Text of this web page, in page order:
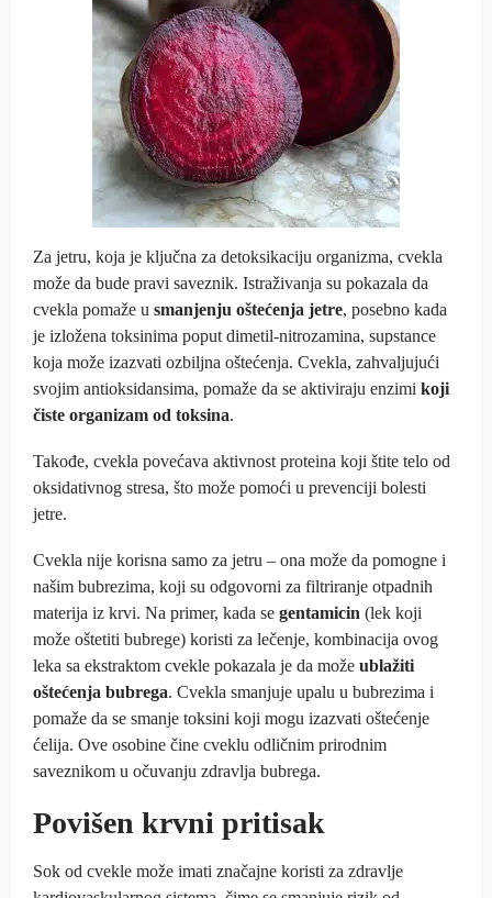
Za jetru, koja je ključna za detoksikaciju organizma, cvekla
može da bude pravi saveznik. Istraživanja su pokazala da
cvekla pomaže u smanjenju oštećenja jetre, posebno kada
je izložena toksinima poput dimetil-nitrozamina, supstance
koja može izazvati ozbiljna oštećenja. Cvekla, zahvaljujući
svojim antioksidansima, pomaže da se aktiviraju enzimi koji
čiste organizam od toksina.
Takođe, cvekla povećava aktivnost proteina koji štite telo od
oksidativnog stresa, što može pomoći u prevenciji bolesti
jetre.
Cvekla nije korisna samo za jetru – ona može da pomogne i
našim bubrezima, koji su odgovorni za filtriranje otpadnih
materija iz krvi. Na primer, kada se gentamicin (lek koji
može oštetiti bubrege) koristi za lečenje, kombinacija ovog
leka sa ekstraktom cvekle pokazala je da može ublažiti
oštećenja bubrega. Cvekla smanjuje upalu u bubrezima i
pomaže da se smanje toksini koji mogu izazvati oštećenje
ćelija. Ove osobine čine cveklu odličnim prirodnim
saveznikom u očuvanju zdravlja bubrega.
Povišen krvni pritisak
Sok od cvekle može imati značajne koristi za zdravlje